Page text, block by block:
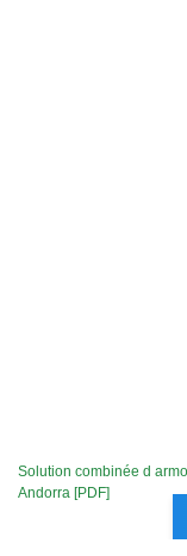
Solution combinée d
Andorra [PDF]